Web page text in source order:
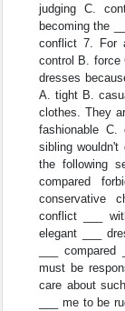
judging C.
becoming the
conflict 7. For
control B. force
dresses
A. tight B.
clothes. They
fashionable
sibling
the following
compared
conservative
conflict ___
elegant ___
___
must be
care about
___ me to be